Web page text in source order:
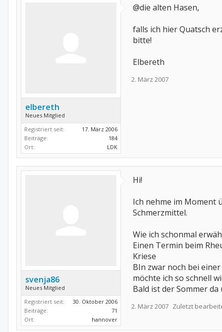
elbereth
Neues Mitglied
Registriert seit:
17. März 2006
Beiträge:
184
Ort:
LDK
@die alten Hasen,
falls ich hier Quatsch
bitte!
Elbereth
2. März 2007
svenja86
Neues Mitglied
Registriert seit:
30. Oktober 2006
Beiträge:
71
Ort:
hannover
Hi!
Ich nehme im Moment
Schmerzmittel.
Wie ich schonmal
Einen Termin beim
Kriese
BIn zwar noch bei
möchte ich so schnell
Bald ist der Sommer
2. März 2007 Zuletzt